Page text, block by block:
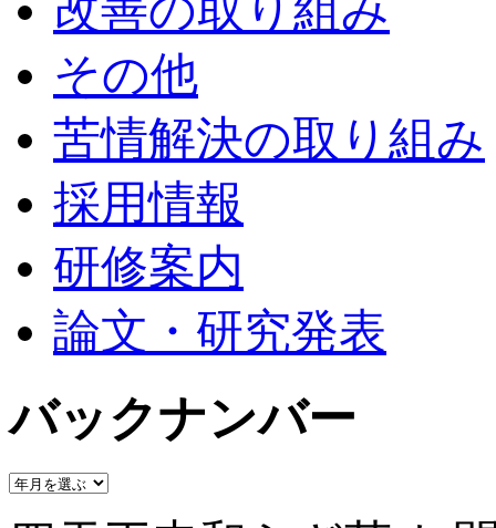
改善の取り組み
その他
苦情解決の取り組み
採用情報
研修案内
論文・研究発表
バックナンバー